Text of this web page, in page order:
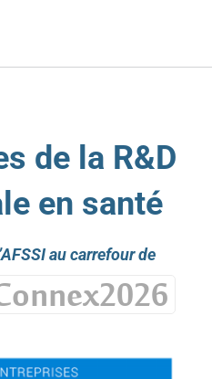
de la R&D
en santé
au carrefour de